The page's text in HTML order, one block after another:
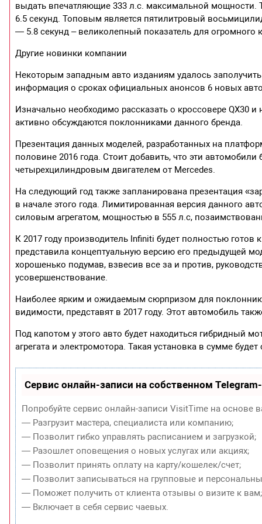
выдать впечатляющие 333 л.с. максимальной мощности.
6.5 секунд. Топовым является пятилитровый
— 5.8 секунд – великолепный показатель для огромного
Другие новинки компании
Некоторым западным авто изданиям удалось
информация о сроках официальных анонсов 6 новых
Изначально необходимо рассказать о кроссовере QX30
активно обсуждаются поклонниками данного бренда.
Презентация данных моделей, разработанных на
половине 2016 года. Стоит добавить, что эти
четырехцилиндровым двигателем от Mercedes.
На следующий год также запланирована презентация
в начале этого года. Лимитированная версия данного
силовым агрегатом, мощностью в 555 л.с,
К 2017 году производитель Infiniti будет полностью
представила концептуальную версию его предыдущей
хорошенько подумав, взвесив все за и против,
усовершенствование.
Наиболее ярким и ожидаемым сюрпризом для
видимости, представят в 2017 году. Этот автомобиль
Под капотом у этого авто будет находиться гибридный
агрегата и электромотора. Такая установка в сумме
Сервис онлайн-записи на собственном
Попробуйте сервис онлайн-записи VisitTime на основе
— Разгрузит мастера, специалиста или компанию;
— Позволит гибко управлять расписанием и загрузкой;
— Разошлет оповещения о новых услугах или акциях;
— Позволит принять оплату на карту/кошелек/счет;
— Позволит записываться на групповые и
— Поможет получить от клиента отзывы о визите к вам;
— Включает в себя сервис чаевых.